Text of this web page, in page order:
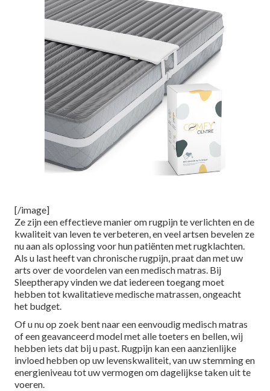
[/image]
Ze zijn een effectieve manier om rugpijn te verlichten en de
kwaliteit van leven te verbeteren, en veel artsen bevelen ze
nu aan als oplossing voor hun patiënten met rugklachten.
Als u last heeft van chronische rugpijn, praat dan met uw
arts over de voordelen van een medisch matras. Bij
Sleeptherapy vinden we dat iedereen toegang moet
hebben tot kwalitatieve medische matrassen, ongeacht
het budget.
Of u nu op zoek bent naar een eenvoudig medisch matras
of een geavanceerd model met alle toeters en bellen, wij
hebben iets dat bij u past. Rugpijn kan een aanzienlijke
invloed hebben op uw levenskwaliteit, van uw stemming en
energieniveau tot uw vermogen om dagelijkse taken uit te
voeren.